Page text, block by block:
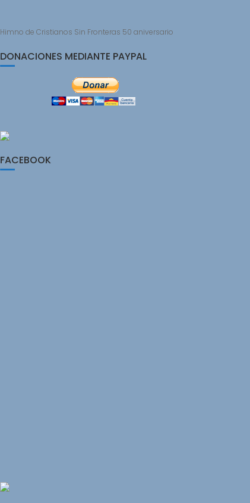
Himno de Cristianos Sin Fronteras 50 aniversario
DONACIONES MEDIANTE PAYPAL
FACEBOOK